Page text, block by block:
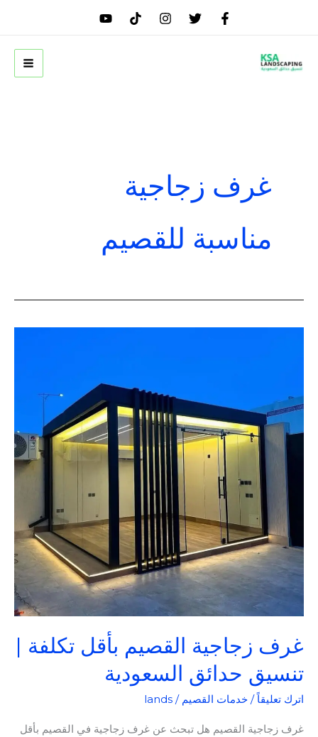
غرف زجاجية
مناسبة للقصيم
غرف زجاجية القصيم بأقل تكلفة |
تنسيق حدائق السعودية
اترك تعليقاً / خدمات القصيم /
lands
غرف زجاجية القصيم هل تبحث عن غرف زجاجية في القصيم بأقل
بأقل
تكلفة
|
تنسيق
السعودية